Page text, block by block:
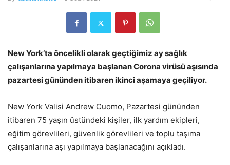
New York’ta öncelikli olarak geçtiğimiz ay sağlık
çalışanlarına yapılmaya başlanan Corona virüsü aşısında
pazartesi gününden itibaren ikinci aşamaya geçiliyor.
New York Valisi Andrew Cuomo, Pazartesi gününden
itibaren 75 yaşın üstündeki kişiler, ilk yardım ekipleri,
eğitim görevlileri, güvenlik görevlileri ve toplu taşıma
çalışanlarına aşı yapılmaya başlanacağını açıkladı.